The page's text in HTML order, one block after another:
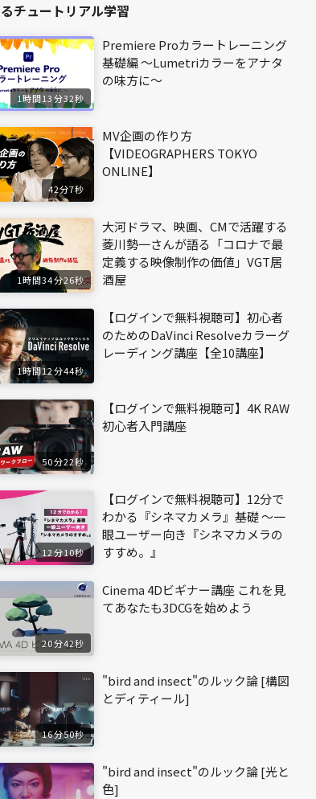
チュートリアル学習
1時間13分32秒
Premiere Proカラートレーニング
基礎編 〜Lumetriカラーをアナタ
の味方に〜
42分7秒
MV企画の作り方
【VIDEOGRAPHERS TOKYO
ONLINE】
1時間34分26秒
大河ドラマ、映画、CMで活躍する
菱川勢一さんが語る「コロナで最
定義する映像制作の価値」VGT居
酒屋
1時間12分44秒
【ログインで無料視聴可】初心者
のためのDaVinci Resolveカラーグ
レーディング講座【全10講座】
50分22秒
【ログインで無料視聴可】4K RAW
初心者入門講座
12分10秒
【ログインで無料視聴可】12分で
わかる『シネマカメラ』基礎 〜一
眼ユーザー向き『シネマカメラの
すすめ。』
20分42秒
Cinema 4Dビギナー講座 これを見
てあなたも3DCGを始めよう
16分50秒
"bird and insect"のルック論 [構図
とディティール]
"bird and insect"のルック論 [光と
色]